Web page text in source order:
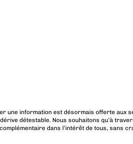
une information est désormais offerte aux
détestable. Nous souhaitons qu’à
dans l’intérêt de tous, sans